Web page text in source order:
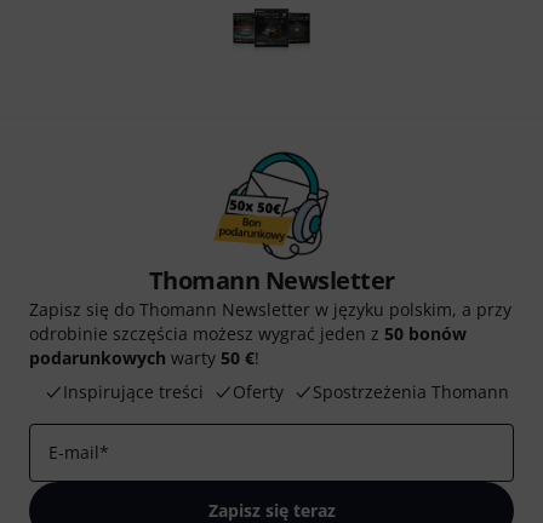
Thomann Newsletter
Zapisz się do Thomann Newsletter w języku polskim, a przy
odrobinie szczęścia możesz wygrać jeden z 50 bonów
podarunkowych warty 50 €!
Inspirujące treści
Oferty Spostrzeżenia Thomann
E-mail*
Zapisz się teraz